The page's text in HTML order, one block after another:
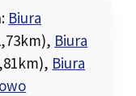
Biura
, Biura
, Biura